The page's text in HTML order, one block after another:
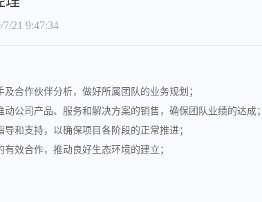
21 9:47:34
合作伙伴分析，做好所属团队的业务规划；
公司产品、服务和解决方案的销售，确保团队业绩的达成；
和支持，以确保项目各阶段的正常推进；
效合作，推动良好生态环境的建立；